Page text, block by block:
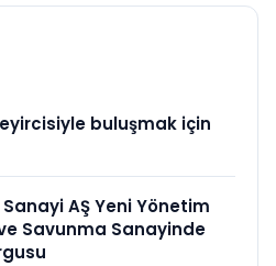
buluşmak için
AŞ Yeni Yönetim
Savunma Sanayinde